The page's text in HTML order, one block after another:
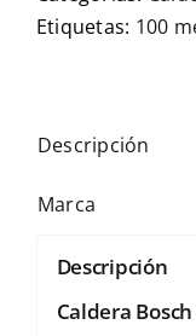
Etiquetas: 100
Descripción
Marca
Descripción
Caldera